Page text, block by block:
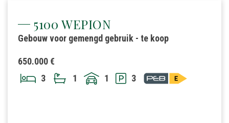
5100 WEPION
650.000 €
Gebouw voor gemengd gebruik - te koop
3 1 1 3